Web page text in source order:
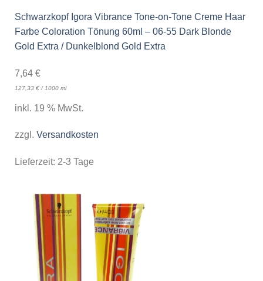
Schwarzkopf Igora Vibrance Tone-on-Tone Creme Haar
Farbe Coloration Tönung 60ml – 06-55 Dark Blonde
Gold Extra / Dunkelblond Gold Extra
7,64 €
127,33 €/ 1000 ml
inkl. 19 % MwSt.
zzgl. Versandkosten
Lieferzeit: 2-3 Tage